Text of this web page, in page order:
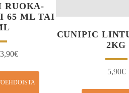
RUOKA-
65 ML TAI
3,90€
CUNIPIC
2KG
5,90€